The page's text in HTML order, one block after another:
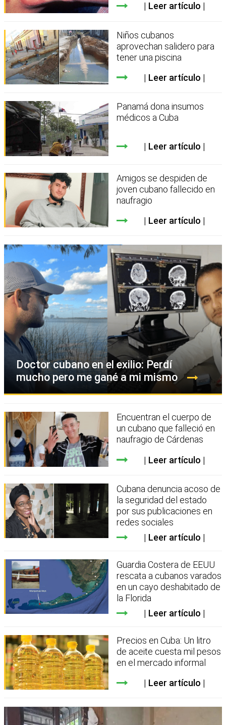
Leer artículo
Niños cubanos
aprovechan salidero para
tener una piscina
Leer artículo
Panamá dona insumos
médicos a Cuba
Leer artículo
Amigos se despiden de
joven cubano fallecido en
naufragio
Leer artículo
Doctor cubano en el exilio: Perdí
mucho pero me gané a mi mismo
Encuentran el cuerpo de
un cubano que falleció en
naufragio de Cárdenas
Leer artículo
Cubana denuncia acoso de
la seguridad del estado
por sus publicaciones en
redes sociales
Leer artículo
Guardia Costera de EEUU
rescata a cubanos varados
en un cayo deshabitado de
la Florida
Leer artículo
Precios en Cuba: Un litro
de aceite cuesta mil pesos
en el mercado informal
Leer artículo